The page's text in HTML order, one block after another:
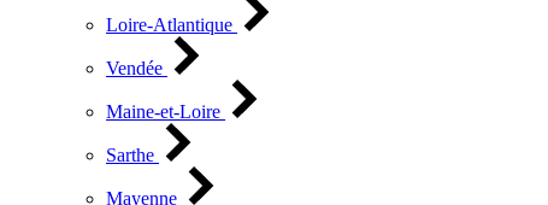
Loire-Atlantique
Vendée
Maine-et-Loire
Sarthe
Mayenne